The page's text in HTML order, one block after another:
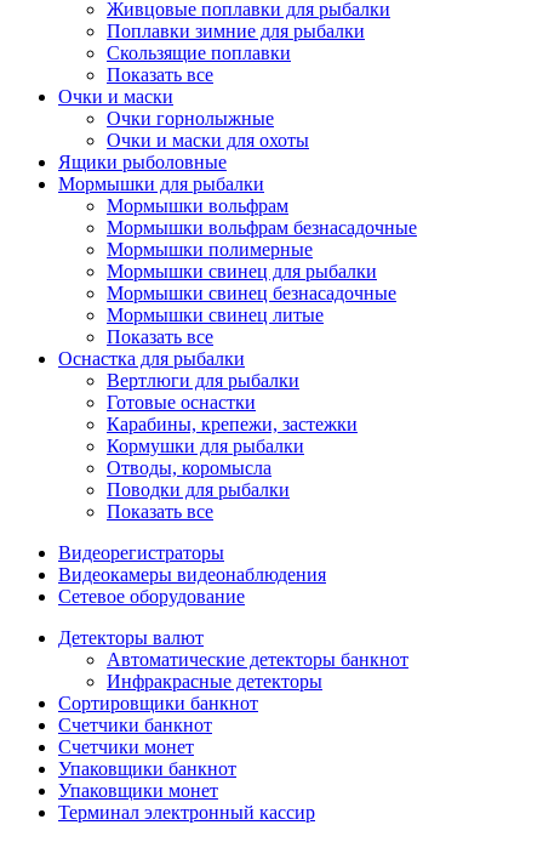
Живцовые поплавки для рыбалки
Поплавки зимние для рыбалки
Скользящие поплавки
Показать все
Очки и маски
Очки горнолыжные
Очки и маски для охоты
Ящики рыболовные
Мормышки для рыбалки
Мормышки вольфрам
Мормышки вольфрам безнасадочные
Мормышки полимерные
Мормышки свинец для рыбалки
Мормышки свинец безнасадочные
Мормышки свинец литые
Показать все
Оснастка для рыбалки
Вертлюги для рыбалки
Готовые оснастки
Карабины, крепежи, застежки
Кормушки для рыбалки
Отводы, коромысла
Поводки для рыбалки
Показать все
Видеорегистраторы
Видеокамеры видеонаблюдения
Сетевое оборудование
Детекторы валют
Автоматические детекторы банкнот
Инфракрасные детекторы
Сортировщики банкнот
Счетчики банкнот
Счетчики монет
Упаковщики банкнот
Упаковщики монет
Терминал электронный кассир